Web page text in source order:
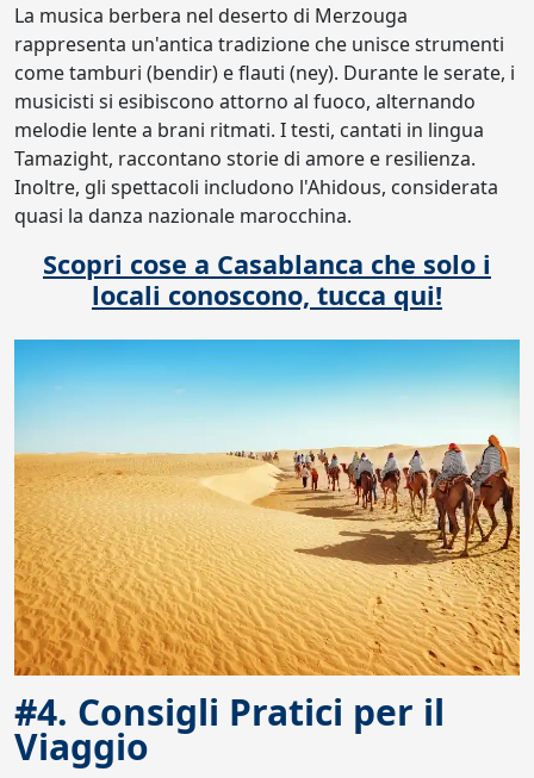
La musica berbera nel deserto di Merzouga
rappresenta un'antica tradizione che unisce strumenti
come tamburi (bendir) e flauti (ney). Durante le serate, i
musicisti si esibiscono attorno al fuoco, alternando
melodie lente a brani ritmati. I testi, cantati in lingua
Tamazight, raccontano storie di amore e resilienza.
Inoltre, gli spettacoli includono l'Ahidous, considerata
quasi la danza nazionale marocchina.
Scopri cose a Casablanca che solo i
locali conoscono, tucca qui!
#4. Consigli Pratici per il
Viaggio